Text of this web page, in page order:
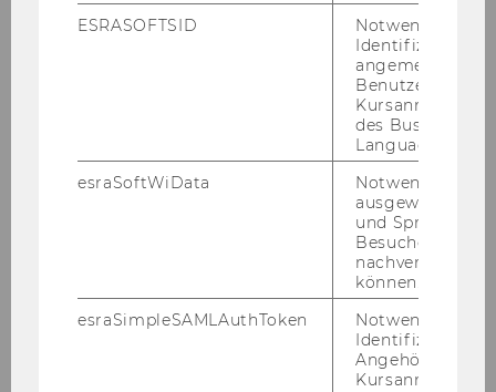
Skill Session | Clearing your Headspace
Prä­senz Trai­ning | LC.2.004 | 11:00 – 12:00
ESRASOFTSID
Notwendig zur
Identifizierung
angemeldeten
Benutzers im
des Business
Language
esraSoftWiData
Notwendig um
ausgewählte
und
Besuchers
nachverfolgen
können.
esraSimpleSAMLAuthToken
Notwendig zur
Identifizierung
Angehörige/r für
Kursanmeldung.